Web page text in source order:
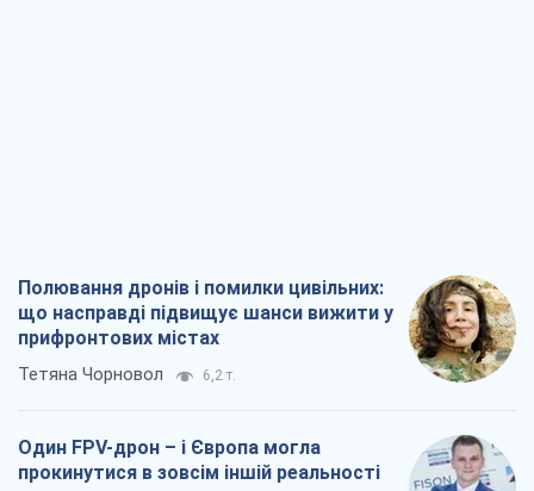
Полювання дронів і помилки цивільних:
що насправді підвищує шанси вижити у
прифронтових містах
Тетяна Чорновол 6,2 т.
Один FPV-дрон – і Європа могла
прокинутися в зовсім іншій реальності